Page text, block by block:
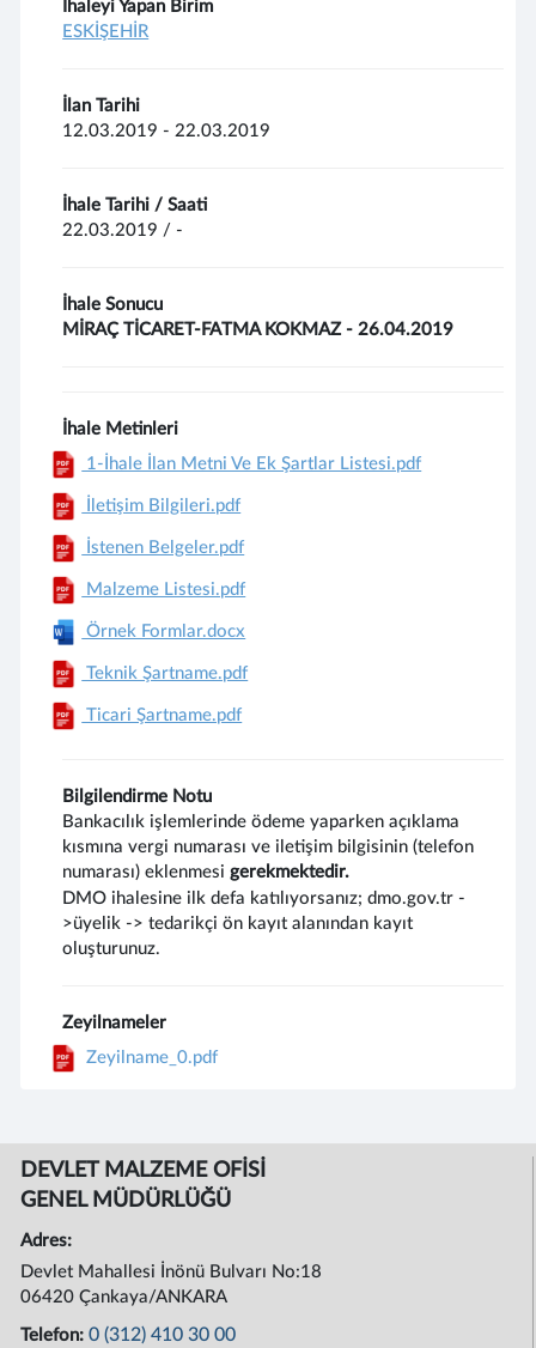
İhaleyi Yapan Birim
ESKİŞEHİR
İlan Tarihi
12.03.2019 - 22.03.2019
İhale Tarihi / Saati
22.03.2019 / -
İhale Sonucu
MİRAÇ TİCARET-FATMA KOKMAZ - 26.04.2019
İhale Metinleri
1-İhale İlan Metni Ve Ek Şartlar Listesi.pdf
İletişim Bilgileri.pdf
İstenen Belgeler.pdf
Malzeme Listesi.pdf
Örnek Formlar.docx
Teknik Şartname.pdf
Ticari Şartname.pdf
Bilgilendirme Notu
Bankacılık işlemlerinde ödeme yaparken açıklama
kısmına vergi numarası ve iletişim bilgisinin (telefon
numarası) eklenmesigerekmektedir.
DMO ihalesine ilk defa katılıyorsanız; dmo.gov.tr -
>üyelik -> tedarikçi ön kayıt alanından kayıt
oluşturunuz.
Zeyilnameler
Zeyilname_0.pdf
DEVLET MALZEME OFİSİ
GENEL MÜDÜRLÜĞÜ
Adres:
Devlet Mahallesi İnönü Bulvarı No:18
06420 Çankaya/ANKARA
Telefon:0 (312) 410 30 00